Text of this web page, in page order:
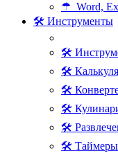
☂ Word,
🛠 Инструменты
🛠
🛠
🛠
🛠
🛠
🛠 Таймеры